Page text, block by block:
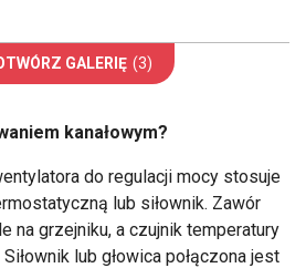
GALERIĘ (3)
kanałowym?
do regulacji mocy stosuje
lub siłownik. Zawór
na grzejniku, a czujnik temperatury
lub głowica połączona jest